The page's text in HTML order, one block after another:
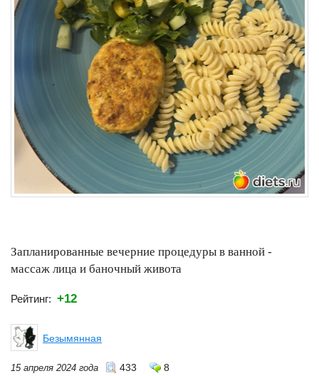
Запланированные вечерние процедуры в ванной -
массаж лица и баночный живота
Рейтинг: +12
Безымянная
15 апреля 2024 года 433 8